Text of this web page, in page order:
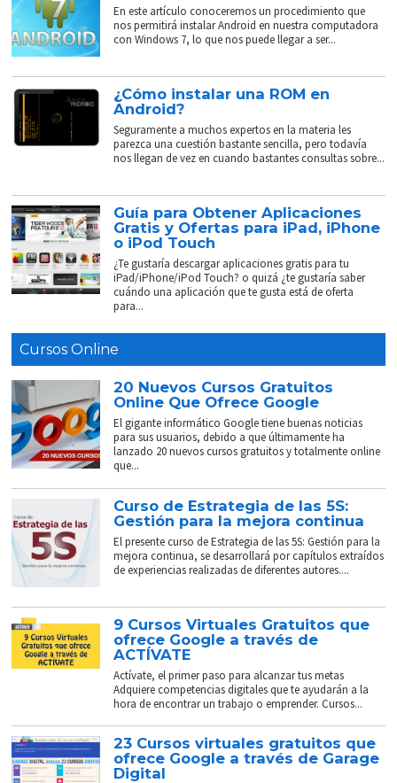
En este artículo conoceremos un procedimiento que
nos permitirá instalar Android en nuestra computadora
con Windows 7, lo que nos puede llegar a ser...
¿Cómo instalar una ROM en
Android?
Seguramente a muchos expertos en la materia les
parezca una cuestión bastante sencilla, pero todavía
nos llegan de vez en cuando bastantes consultas sobre...
Guía para Obtener Aplicaciones
Gratis y Ofertas para iPad, iPhone
o iPod Touch
¿Te gustaría descargar aplicaciones gratis para tu
iPad/iPhone/iPod Touch? o quizá ¿te gustaría saber
cuándo una aplicación que te gusta está de oferta
para...
Cursos Online
20 Nuevos Cursos Gratuitos
Online Que Ofrece Google
El gigante informático Google tiene buenas noticias
para sus usuarios, debido a que últimamente ha
lanzado 20 nuevos cursos gratuitos y totalmente online
que...
Curso de Estrategia de las 5S:
Gestión para la mejora continua
El presente curso de Estrategia de las 5S: Gestión para la
mejora continua, se desarrollará por capítulos extraídos
de experiencias realizadas de diferentes autores....
9 Cursos Virtuales Gratuitos que
ofrece Google a través de
ACTÍVATE
Actívate, el primer paso para alcanzar tus metas
Adquiere competencias digitales que te ayudarán a la
hora de encontrar un trabajo o emprender. Cursos...
23 Cursos virtuales gratuitos que
ofrece Google a través de Garage
Digital